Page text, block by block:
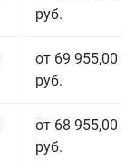
руб.
от 69 955,00
руб.
от 68 955,00
руб.